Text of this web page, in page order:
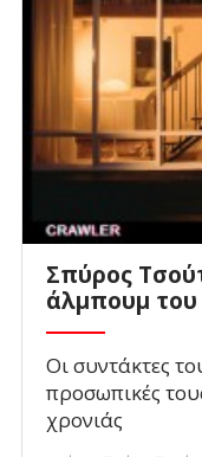
Σπύρος
άλμπουμ του
Οι συντάκτες
προσωπικές
χρονιάς